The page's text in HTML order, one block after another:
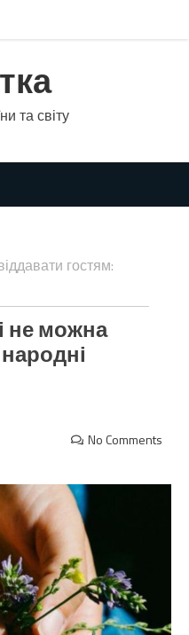
та світу
гостям:
не можна
No Comments